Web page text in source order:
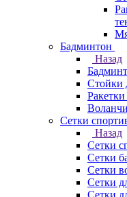
Бадминтон
Назад
Стойки
Сетки
Назад
Сетки
Сетки
Сетки
Сетки
Сетки